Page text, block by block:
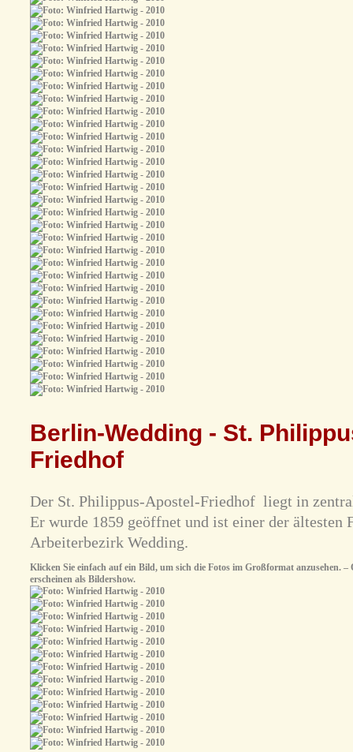
Berlin-Wedding - St.
Friedhof
Der St. Philippus-Apostel-Friedhof liegt in
Er wurde 1859 geöffnet und ist einer der ältesten
Arbeiterbezirk Wedding.
Klicken Sie einfach auf ein Bild, um sich die Fotos im Großformat anzusehen. –
erscheinen als Bildershow.